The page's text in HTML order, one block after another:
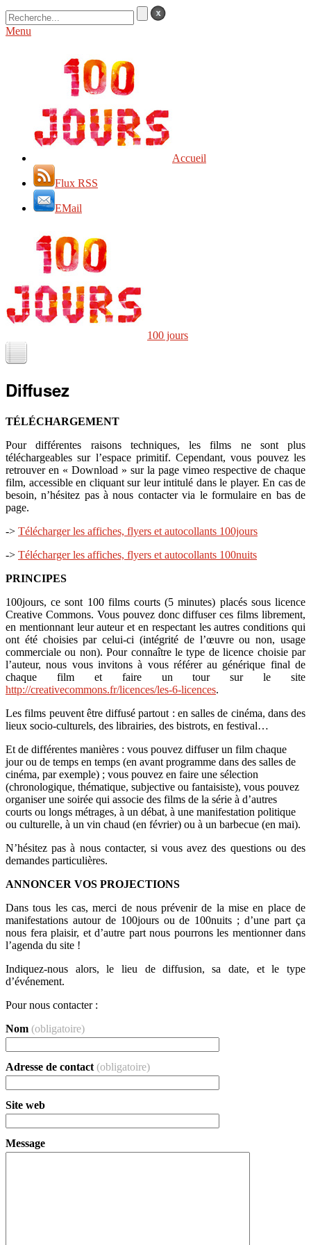
Menu
Accueil
Flux RSS
EMail
100 jours
Diffusez
TÉLÉCHARGEMENT
Pour différentes raisons techniques, les films ne sont plus
téléchargeables sur l’espace primitif. Cependant, vous pouvez les
retrouver en « Download » sur la page vimeo respective de chaque
film, accessible en cliquant sur leur intitulé dans le player. En cas de
besoin, n’hésitez pas à nous contacter via le formulaire en bas de
page.
-> Télécharger les affiches, flyers et autocollants 100jours
-> Télécharger les affiches, flyers et autocollants 100nuits
PRINCIPES
100jours, ce sont 100 films courts (5 minutes) placés sous licence
Creative Commons. Vous pouvez donc diffuser ces films librement,
en mentionnant leur auteur et en respectant les autres conditions qui
ont été choisies par celui-ci (intégrité de l’œuvre ou non, usage
commerciale ou non). Pour connaître le type de licence choisie par
l’auteur, nous vous invitons à vous référer au générique final de
chaque film et faire un tour sur le site
http://creativecommons.fr/licences/les-6-licences.
Les films peuvent être diffusé partout : en salles de cinéma, dans des
lieux socio-culturels, des librairies, des bistrots, en festival…
Et de différentes manières : vous pouvez diffuser un film chaque
jour ou de temps en temps (en avant programme dans des salles de
cinéma, par exemple) ; vous pouvez en faire une sélection
(chronologique, thématique, subjective ou fantaisiste), vous pouvez
organiser une soirée qui associe des films de la série à d’autres
courts ou longs métrages, à un débat, à une manifestation politique
ou culturelle, à un vin chaud (en février) ou à un barbecue (en mai).
N’hésitez pas à nous contacter, si vous avez des questions ou des
demandes particulières.
ANNONCER VOS PROJECTIONS
Dans tous les cas, merci de nous prévenir de la mise en place de
manifestations autour de 100jours ou de 100nuits ; d’une part ça
nous fera plaisir, et d’autre part nous pourrons les mentionner dans
l’agenda du site !
Indiquez-nous alors, le lieu de diffusion, sa date, et le type
d’événement.
Pour nous contacter :
Nom (obligatoire)
Adresse de contact (obligatoire)
Site web
Message